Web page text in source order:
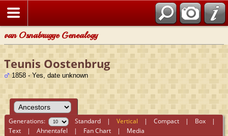
van Osnabrugge Genealogy
Teunis Oostenbrug
1858 - Yes, date unknown
Generations: Standard |Vertical |Compact | Box |
Text |Ahnentafel | Fan Chart | Media